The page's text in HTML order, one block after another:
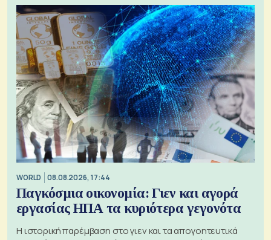
WORLD 08.08.2026, 17:44
Παγκόσμια οικονομία: Γιεν και αγορά
εργασίας ΗΠΑ τα κυριότερα γεγονότα
Η ιστορική παρέμβαση στο γιεν και τα απογοητευτικά